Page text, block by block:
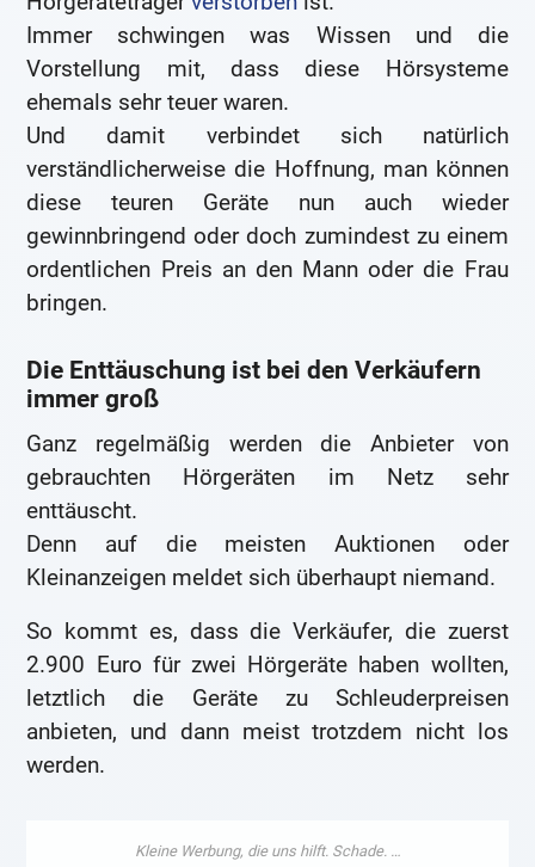
Immer schwingen was Wissen und die
Vorstellung mit, dass diese Hörsysteme
ehemals sehr teuer waren.
Und damit verbindet sich natürlich
verständlicherweise die Hoffnung, man können
diese teuren Geräte nun auch wieder
gewinnbringend oder doch zumindest zu einem
ordentlichen Preis an den Mann oder die Frau
bringen.
Die Enttäuschung ist bei den Verkäufern
immer groß
Ganz regelmäßig werden die Anbieter von
gebrauchten Hörgeräten im Netz sehr
enttäuscht.
Denn auf die meisten Auktionen oder
Kleinanzeigen meldet sich überhaupt niemand.
So kommt es, dass die Verkäufer, die zuerst
2.900 Euro für zwei Hörgeräte haben wollten,
letztlich die Geräte zu Schleuderpreisen
anbieten, und dann meist trotzdem nicht los
werden.